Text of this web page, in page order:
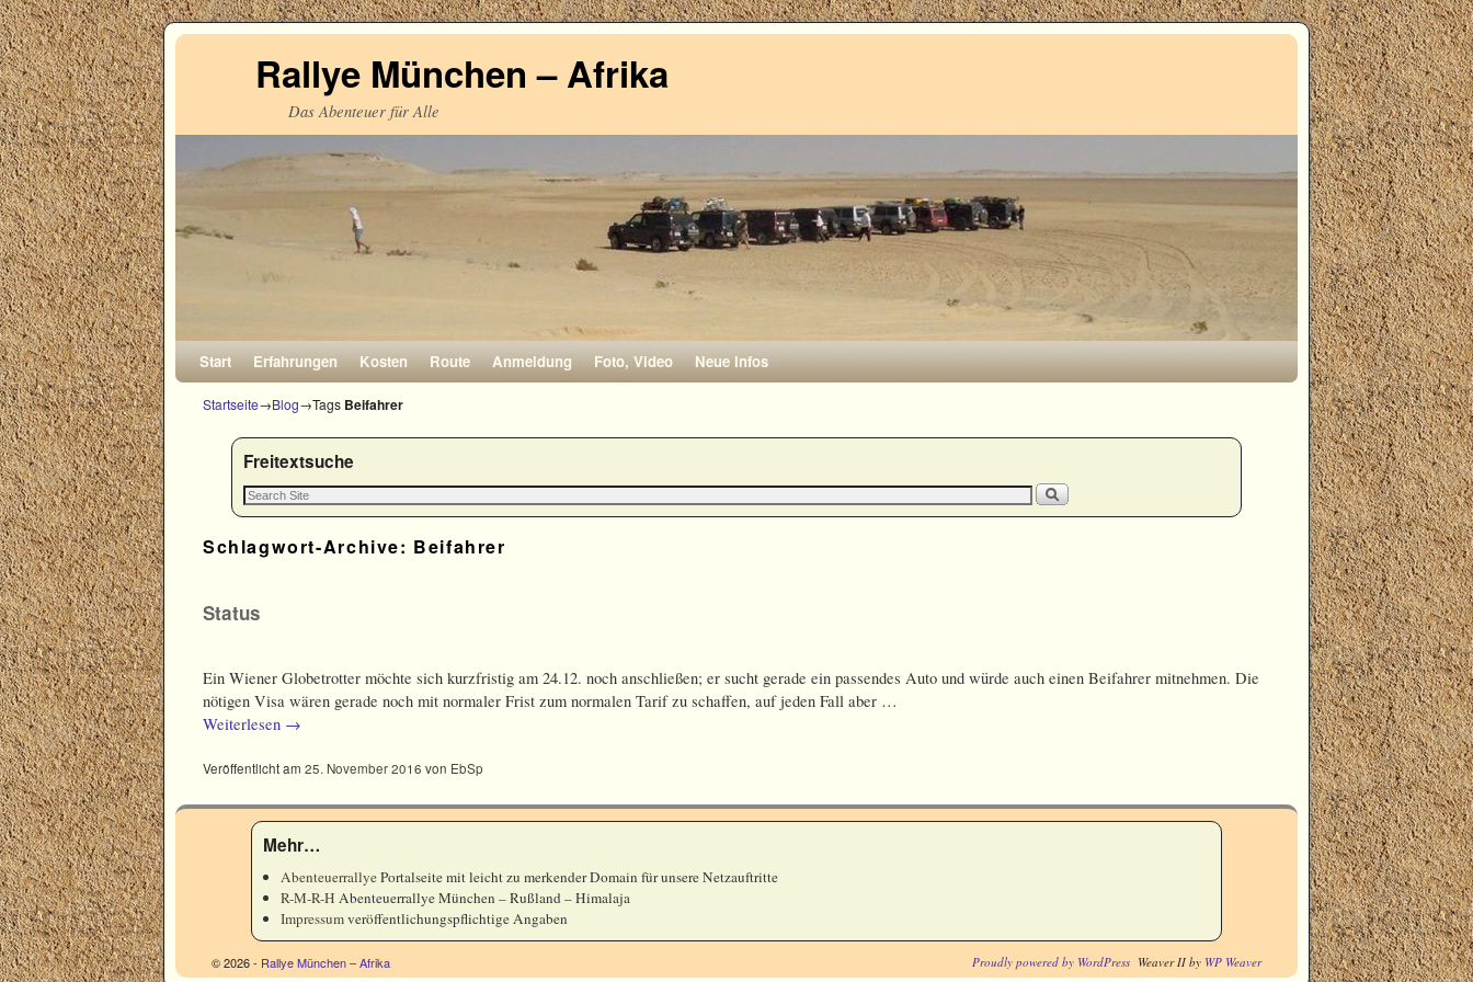
Rallye München – Afrika
Das Abenteuer für Alle
Start Erfahrungen Kosten Route Anmeldung Foto, Video Neue Infos
Startseite→Blog→Tags Beifahrer
Freitextsuche
Schlagwort-Archive: Beifahrer
Status
Ein Wiener Globetrotter möchte sich kurzfristig am 24.12. noch anschließen; er sucht gerade ein passendes Auto und würde auch einen Beifahrer mitnehmen. Die
nötigen Visa wären gerade noch mit normaler Frist zum normalen Tarif zu schaffen, auf jeden Fall aber …
Weiterlesen →
Veröffentlicht am 25. November 2016 von EbSp
Mehr…
AbenteuerrallyePortalseite mit leicht zu merkender Domain für unsere Netzauftritte
R-M-R-H Abenteuerrallye München – Rußland – Himalaja
Impressumveröffentlichungspflichtige Angaben
© 2026 - Rallye München – Afrika Proudly powered by WordPress Weaver II by WP Weaver